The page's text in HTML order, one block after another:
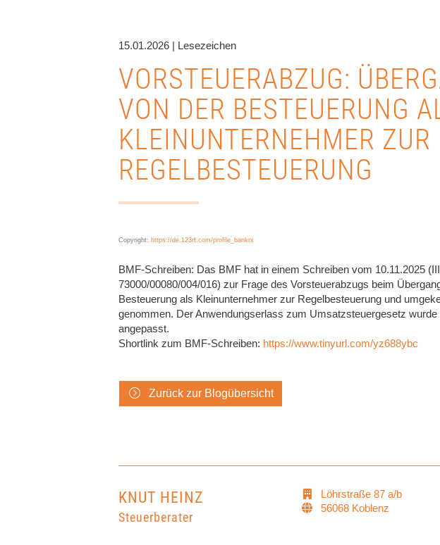
15.01.2026 | Lesezeichen
VORSTEUERABZUG:
VON DER BESTEUERUNG
KLEINUNTERNEHMER ZUR
REGELBESTEUERUNG
Copyright: https://de.123rf.com/profile_bankrx
BMF-Schreiben: Das BMF hat in einem Schreiben vom 10.11.2025
73000/00080/004/016) zur Frage des Vorsteuerabzugs beim
Besteuerung als Kleinunternehmer zur Regelbesteuerung und
genommen. Der Anwendungserlass zum Umsatzsteuergesetz wurde
angepasst.
Shortlink zum BMF-Schreiben: https://www.tinyurl.com/yz688ybc
Zurück zur Blogübersicht
KNUT HEINZ
Steuerberater
Löhrstraße 87 a/b
56068 Koblenz